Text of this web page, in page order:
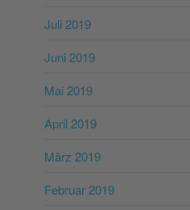
Juli 2019
Juni 2019
Mai 2019
April 2019
März 2019
Februar 2019